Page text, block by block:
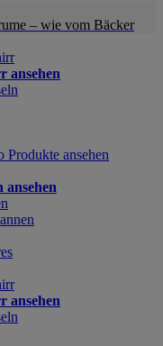
– wie vom Bäcker
ansehen
ansehen
ansehen